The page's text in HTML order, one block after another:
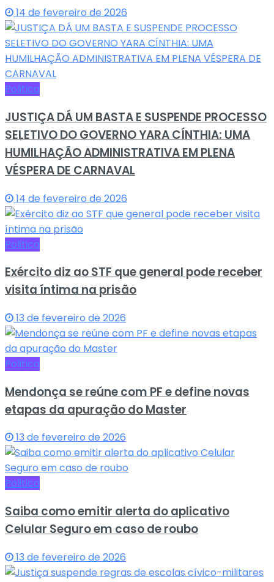
14 de fevereiro de 2026
Politica
JUSTIÇA DÁ UM BASTA E SUSPENDE PROCESSO
SELETIVO DO GOVERNO YARA CÍNTHIA: UMA
HUMILHAÇÃO ADMINISTRATIVA EM PLENA
VÉSPERA DE CARNAVAL
14 de fevereiro de 2026
Politica
Exército diz ao STF que general pode receber
visita íntima na prisão
13 de fevereiro de 2026
Politica
Mendonça se reúne com PF e define novas
etapas da apuração do Master
13 de fevereiro de 2026
Politica
Saiba como emitir alerta do aplicativo
Celular Seguro em caso de roubo
13 de fevereiro de 2026